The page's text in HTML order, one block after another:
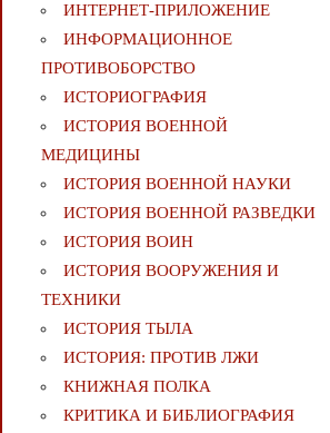
ИНТЕРНЕТ-ПРИЛОЖЕНИЕ
ИНФОРМАЦИОННОЕ
ПРОТИВОБОРСТВО
ИСТОРИОГРАФИЯ
ИСТОРИЯ ВОЕННОЙ
МЕДИЦИНЫ
ИСТОРИЯ ВОЕННОЙ НАУКИ
ИСТОРИЯ ВОЕННОЙ РАЗВЕДКИ
ИСТОРИЯ ВОИН
ИСТОРИЯ ВООРУЖЕНИЯ И
ТЕХНИКИ
ИСТОРИЯ ТЫЛА
ИСТОРИЯ: ПРОТИВ ЛЖИ
КНИЖНАЯ ПОЛКА
КРИТИКА И БИБЛИОГРАФИЯ